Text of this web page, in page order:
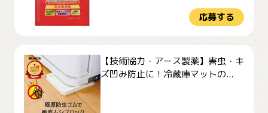
応募する
【技術協力・アース製薬】害虫・キ
ズ凹み防止に！冷蔵庫マットの...